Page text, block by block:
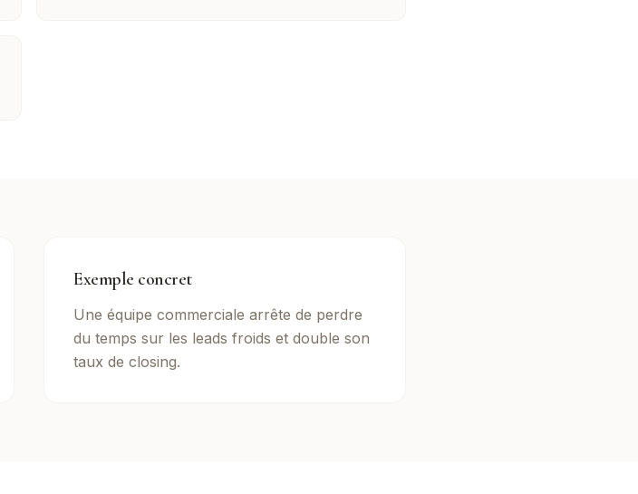
Exemple concret
Une équipe commerciale arrête de perdre
du temps sur les leads froids et double son
taux de closing.